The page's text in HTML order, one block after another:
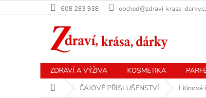
na
608 283 938 obchod@zdravi-krasa-
ZDRAVÍ A VÝŽIVA KOSMETIKA
Domů ČAJOVÉ PŘÍSLUŠENSTVÍ Litinová